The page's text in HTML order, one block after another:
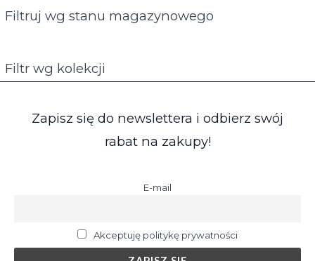
Filtruj wg stanu magazynowego
Filtr wg kolekcji
Zapisz się do newslettera i odbierz swój
rabat na zakupy!
E-mail
Akceptuję politykę prywatności